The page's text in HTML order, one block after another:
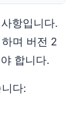
항입니다.
며 버전 2
합니다.
다: